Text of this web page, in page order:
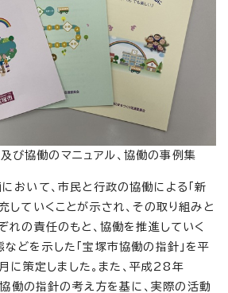
び協働のマニュアル、協働の事例集
おいて、市民と行政の協働による「新
していくことが示され、その取り組みと
れの責任のもと、協働を推進していく
どを示した「宝塚市協働の指針」を平
策定しました。また、平成28年
働の指針の考え方を基に、実際の活動